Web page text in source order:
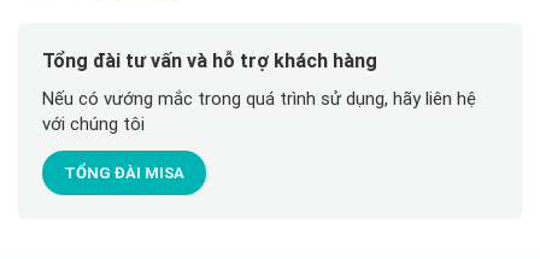
Tổng đài tư vấn và hỗ trợ khách hàng
Nếu có vướng mắc trong quá trình sử dụng, hãy liên hệ
với chúng tôi
TỔNG ĐÀI MISA